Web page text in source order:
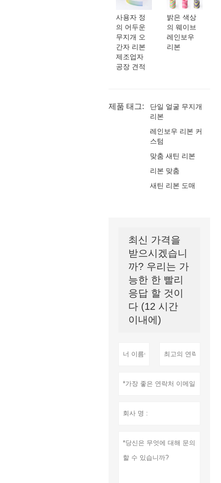
사용자 정
의 어두운
무지개 오
간자 리본
제조업자
공장 견적
밝은 색상
의 웨이브
레인보우
리본
제품 태그:
단일 얼굴 무지개
리본
레인보우 리본 커
스텀
맞춤 새틴 리본
리본 맞춤
새틴 리본 도매
최신 가격을
받으시겠습니
까? 우리는 가
능한 한 빨리
응답 할 것이
다 (12 시간
이내에)